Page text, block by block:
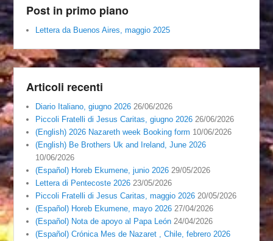
Post in primo piano
Lettera da Buenos Aires, maggio 2025
Articoli recenti
Diario Italiano, giugno 2026 26/06/2026
Piccoli Fratelli di Jesus Caritas, giugno 2026 26/06/2026
(English) 2026 Nazareth week Booking form 10/06/2026
(English) Be Brothers Uk and Ireland, June 2026
10/06/2026
(Español) Horeb Ekumene, junio 2026 29/05/2026
Lettera di Pentecoste 2026 23/05/2026
Piccoli Fratelli di Jesus Caritas, maggio 2026 20/05/2026
(Español) Horeb Ekumene, mayo 2026 27/04/2026
(Español) Nota de apoyo al Papa León 24/04/2026
(Español) Crónica Mes de Nazaret , Chile, febrero 2026